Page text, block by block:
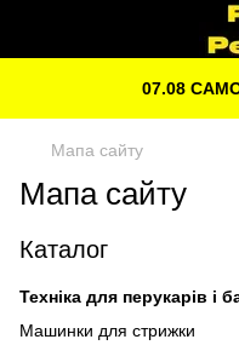
07.08
Мапа сайту
Мапа сайту
Каталог
Техніка для перукарів і
Машинки для стрижки